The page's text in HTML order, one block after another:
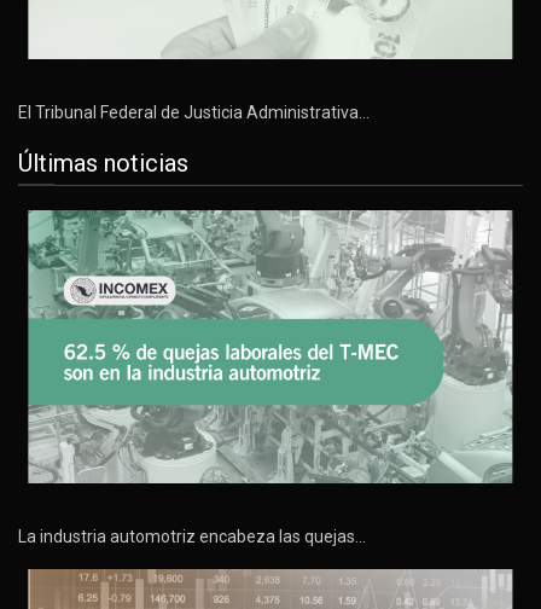
El Tribunal Federal de Justicia Administrativa…
Últimas noticias
La industria automotriz encabeza las quejas…